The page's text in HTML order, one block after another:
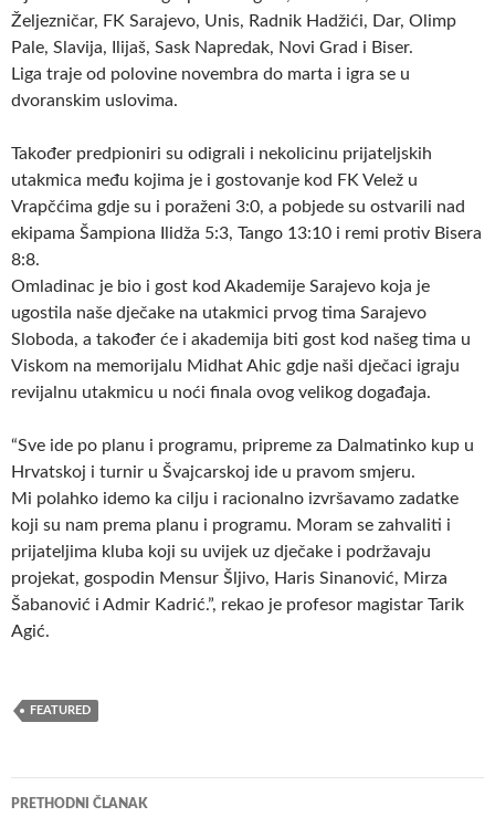
Željezničar, FK Sarajevo, Unis, Radnik Hadžići, Dar, Olimp
Pale, Slavija, Ilijaš, Sask Napredak, Novi Grad i Biser.
Liga traje od polovine novembra do marta i igra se u
dvoranskim uslovima.
Također predpioniri su odigrali i nekolicinu prijateljskih
utakmica među kojima je i gostovanje kod FK Velež u
Vrapčćima gdje su i poraženi 3:0, a pobjede su ostvarili nad
ekipama Šampiona Ilidža 5:3, Tango 13:10 i remi protiv Bisera
8:8.
Omladinac je bio i gost kod Akademije Sarajevo koja je
ugostila naše dječake na utakmici prvog tima Sarajevo
Sloboda, a također će i akademija biti gost kod našeg tima u
Viskom na memorijalu Midhat Ahic gdje naši dječaci igraju
revijalnu utakmicu u noći finala ovog velikog događaja.
“Sve ide po planu i programu, pripreme za Dalmatinko kup u
Hrvatskoj i turnir u Švajcarskoj ide u pravom smjeru.
Mi polahko idemo ka cilju i racionalno izvršavamo zadatke
koji su nam prema planu i programu. Moram se zahvaliti i
prijateljima kluba koji su uvijek uz dječake i podržavaju
projekat, gospodin Mensur Šljivo, Haris Sinanović, Mirza
Šabanović i Admir Kadrić.”, rekao je profesor magistar Tarik
Agić.
FEATURED
Navigacija
PRETHODNI ČLANAK